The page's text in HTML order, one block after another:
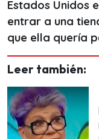
Estados Unidos
entrar a una
que ella quería
Leer también: